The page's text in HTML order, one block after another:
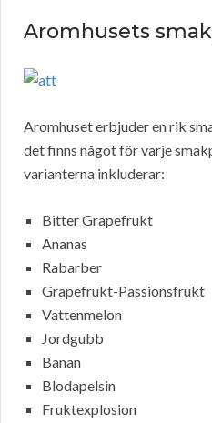
Aromhusets
Aromhuset erbjuder en rik
det finns något för varje
varianterna inkluderar:
Bitter Grapefrukt
Ananas
Rabarber
Grapefrukt-Passionsfrukt
Vattenmelon
Jordgubb
Banan
Blodapelsin
Fruktexplosion